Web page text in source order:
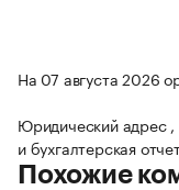
На 07 августа 2026
Юридический адрес
и бухгалтерская
Похожие